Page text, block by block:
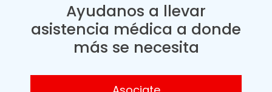
Ayudanos a llevar
asistencia médica a donde
más se necesita